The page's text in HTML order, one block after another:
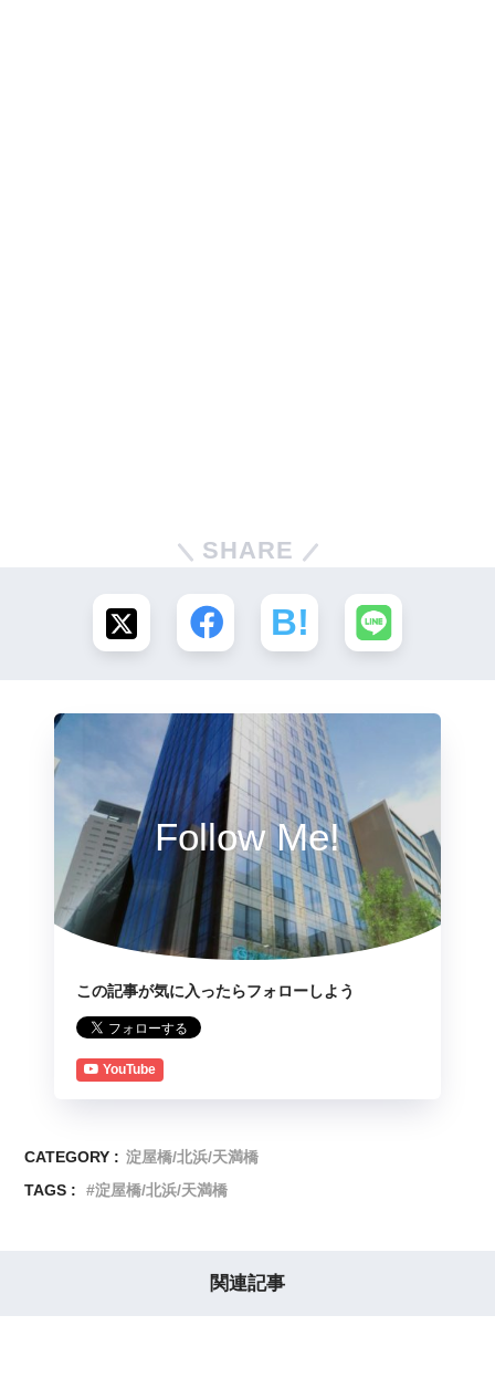
SHARE
Follow Me!
この記事が気に入ったらフォローしよう
YouTube
CATEGORY : 淀屋橋/北浜/天満橋
TAGS :
淀屋橋/北浜/天満橋
関連記事